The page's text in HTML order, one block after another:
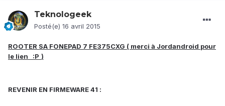
Teknologeek
Posté(e) 16 avril 2015
ROOTER SA FONEPAD 7 FE375CXG ( merci à Jordandroid pour
le lien :P )
REVENIR EN FIRMEWARE 41 :